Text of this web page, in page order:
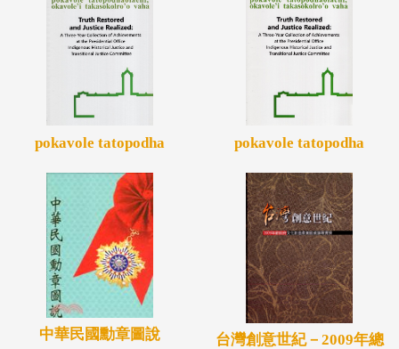
pokavole tatopodha pokavole tatopodha
中華民國勳章圖說
台灣創意世紀－2009年總